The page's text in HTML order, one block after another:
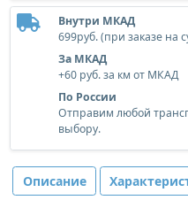
Внутри МКАД
699руб. (при заказе на
За МКАД
+60 руб. за км от МКАД
По России
Отправим любой
выбору.
Описание